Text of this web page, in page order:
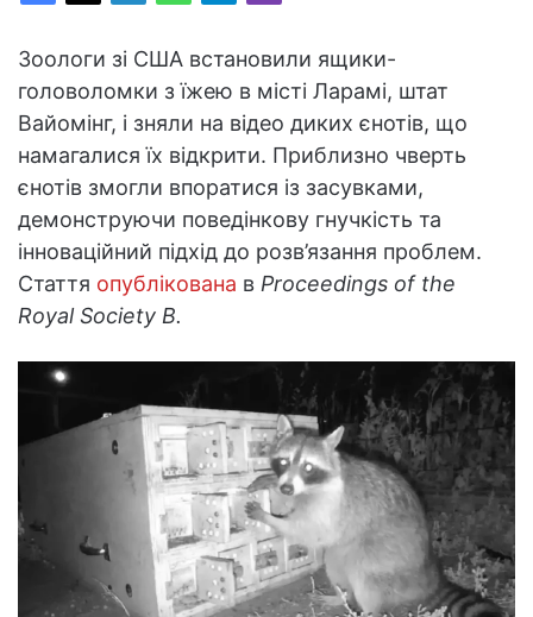
Зоологи зі США встановили ящики-
головоломки з їжею в місті Ларамі, штат
Вайомінг, і зняли на відео диких єнотів, що
намагалися їх відкрити. Приблизно чверть
єнотів змогли впоратися із засувками,
демонструючи поведінкову гнучкість та
інноваційний підхід до розв’язання проблем.
Стаття опублікована в Proceedings of the
Royal Society B.